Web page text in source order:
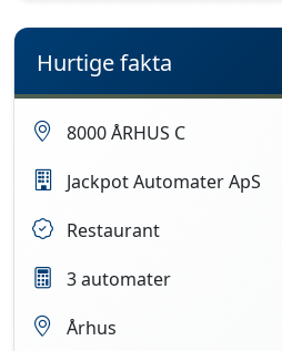
Hurtige fakta
8000 ÅRHUS C
Jackpot Automater ApS
Restaurant
3 automater
Århus